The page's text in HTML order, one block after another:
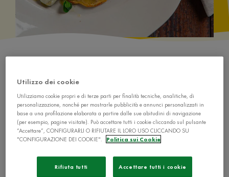
Ingredienti
1 cubetto de
1 orata da 1 kg o 4 orate da 250 g
Utilizzo dei cookie
Utilizziamo cookie propri e di terze parti per finalità tecniche, analitiche, di
personalizzazione, nonché per mostrarle pubblicità e annunci personalizzati in
base a una profilazione elaborata a partire dalle sue abitudini di navigazione
(per esempio, pagine visitate). Può accettare tutti i cookie cliccando sul pulsante
“Accettare”, CONFIGURARLI O RIFIUTARE IL LORO USO CLICCANDO SU
"CONFIGURAZIONE DEI COOKIE".
Politica sui Cookie
Rifiuta tutti Accettare tutti i cookie